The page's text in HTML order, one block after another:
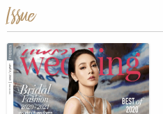
Issue